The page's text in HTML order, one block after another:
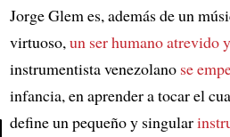
Jorge Glem es, además de un
virtuoso,un ser humano atrevido
instrumentista venezolano se
infancia, en aprender a tocar el
define un pequeño y singular